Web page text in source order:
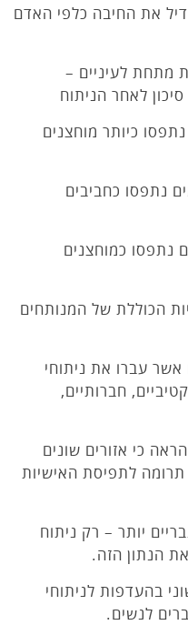
את החיבה כלפי האדם
מתחת לעיניים –
לאחר הניתוח
כיותר מוחצנים
נתפסו כחביבים
נתפסו כמוחצנים
הכוללת של המנותחים
אשר עברו את ניתוחי
חברותיים,
כי אזורים שונים
לתפיסת האישיות
יותר – רק ניתוח
הנתון הזה.
בהעדפות לניתוחי
לנשים.